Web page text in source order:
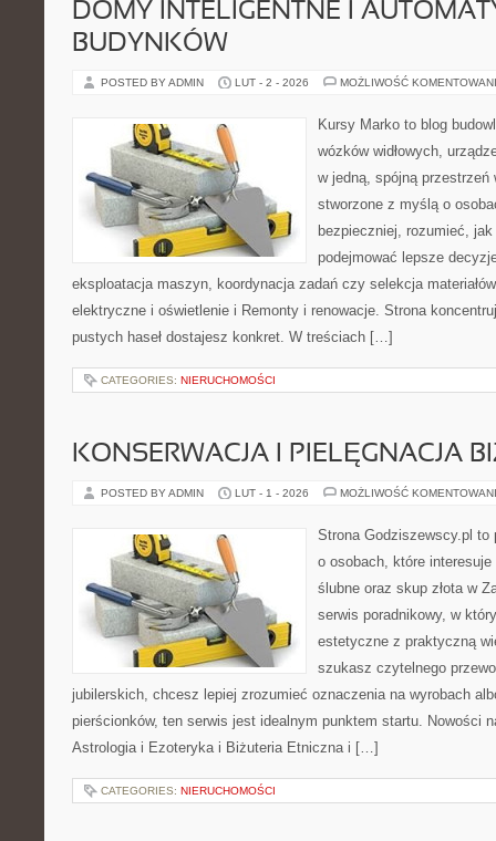
DOMY INTELIGENTNE I
BUDYNKÓW
POSTED BY ADMIN LUT - 2 - 2026 MOŻLIWOŚĆ
Kursy Marko to blog
wózków widłowych,
w jedną, spójną przestrzeń
stworzone z myślą o
bezpieczniej, rozumieć,
podejmować lepsze
eksploatacja maszyn, koordynacja zadań czy selekcja
elektryczne i oświetlenie i Remonty i renowacje. Strona
pustych haseł dostajesz konkret. W treściach […]
CATEGORIES: NIERUCHOMOŚCI
KONSERWACJA I PIELĘGNACJA
POSTED BY ADMIN LUT - 1 - 2026 MOŻLIWOŚĆ
Strona Godziszewscy.pl
o osobach, które
ślubne oraz skup złota w
serwis poradnikowy, w
estetyczne z praktyczną
szukasz czytelnego
jubilerskich, chcesz lepiej zrozumieć oznaczenia na wyrobach
pierścionków, ten serwis jest idealnym punktem startu. Nowości
Astrologia i Ezoteryka i Biżuteria Etniczna i […]
CATEGORIES: NIERUCHOMOŚCI